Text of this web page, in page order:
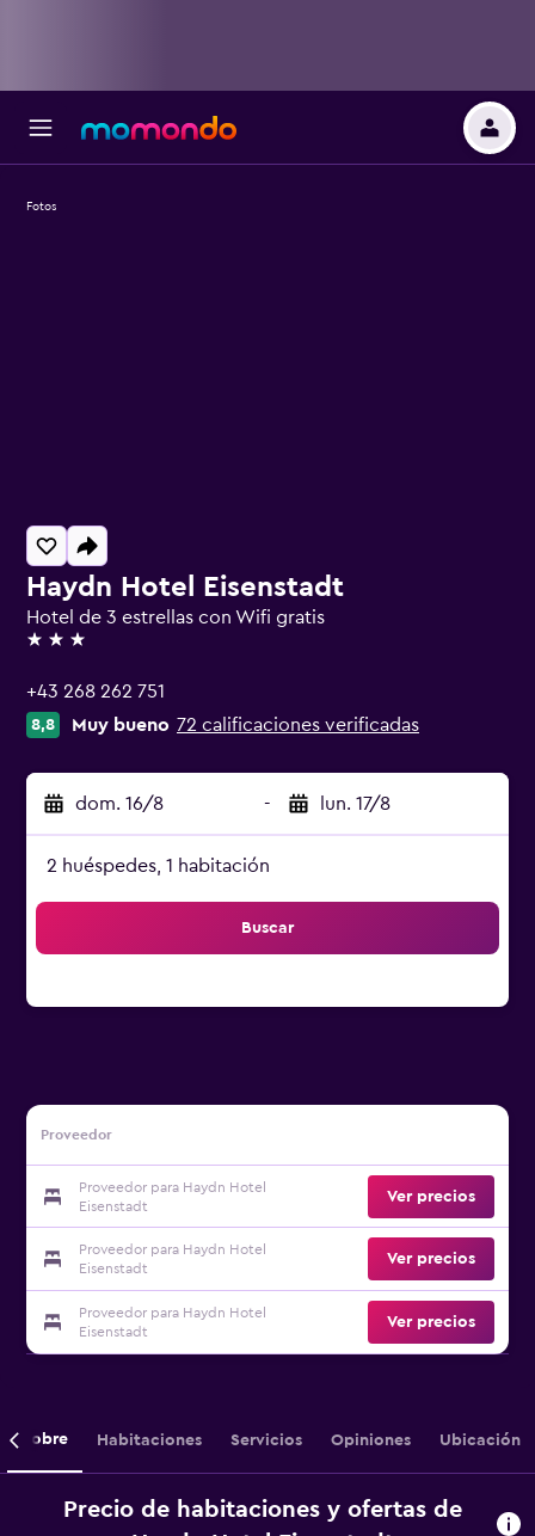
Haydn Hotel Eisenstadt
Hotel de 3 estrellas con Wifi gratis
3 estrellas
+43 268 262 751
8,8 Muy bueno 72 calificaciones verificadas
dom. 16/8 - lun. 17/8
2 huéspedes, 1 habitación
Buscar
Proveedor
Proveedor para Haydn Hotel
Eisenstadt
Ver precios
Proveedor para Haydn Hotel
Eisenstadt
Ver precios
Proveedor para Haydn Hotel
Eisenstadt
Ver precios
Fotos
Sobre Habitaciones Servicios Opiniones Ubicación
Precio de habitaciones y ofertas de